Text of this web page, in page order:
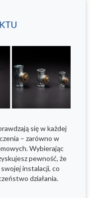
się w każdej
– zarówno w
Wybierając
pewność, że
instalacji, co
działania.